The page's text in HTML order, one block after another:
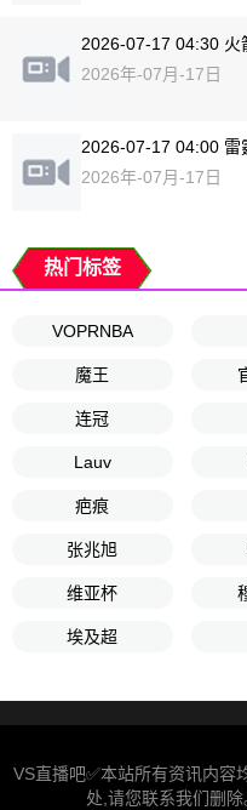
2026-07-17 04:30 火
2026年-07月-17日
2026-07-17 04:00 雷
2026年-07月-17日
热门标签
VOPRNBA
魔王
连冠
Lauv
疤痕
张兆旭
维亚杯
埃及超
VS直播吧✅本站所有资讯内容
处,请您联系我们删